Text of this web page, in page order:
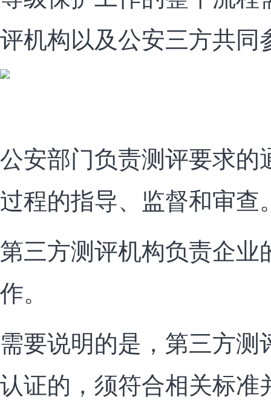
评机构以及公安三方共同
公安部门负责测评要求的
过程的指导、监督和审查
第三方测评机构负责企业
作。
需要说明的是，第三方测
认证的，须符合相关标准